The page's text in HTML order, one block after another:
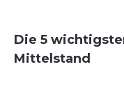
Die 5
Mittelstand